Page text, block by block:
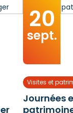
20
sept.
Visites et
Journées